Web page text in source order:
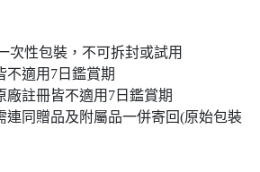
次性包裝，不可拆封或試用
不適用7日鑑賞期
廠註冊皆不適用7日鑑賞期
連同贈品及附屬品一併寄回(原始包裝